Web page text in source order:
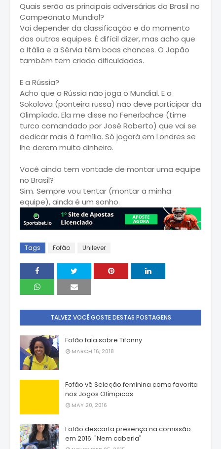
Quais serão as principais adversárias do Brasil no
Campeonato Mundial?
Vai depender da classificação e do momento
das outras equipes. É difícil dizer, mas acho que
a Itália e a Sérvia têm boas chances. O Japão
também tem criado dificuldades.
E a Rússia?
Acho que a Rússia não joga o Mundial. E a
Sokolova (ponteira russa) não deve participar da
Olimpíada. Ela me disse no Fenerbahce (time
turco comandado por José Roberto) que vai se
dedicar mais à família. Só jogará em Londres se
lhe derem muito dinheiro.
Você ainda tem vontade de montar uma equipe
no Brasil?
Sim. Sempre vou tentar (montar a minha
equipe), ainda é um sonho.
Tags Fofão Unilever
TALVEZ VOCÊ GOSTE DESTAS POSTAGENS
Fofão fala sobre Tifanny
MARCH 16, 2018
Fofão vê Seleção feminina como favorita
nos Jogos Olímpicos
MAY 20, 2016
Fofão descarta presença na comissão
em 2016: "Nem caberia"